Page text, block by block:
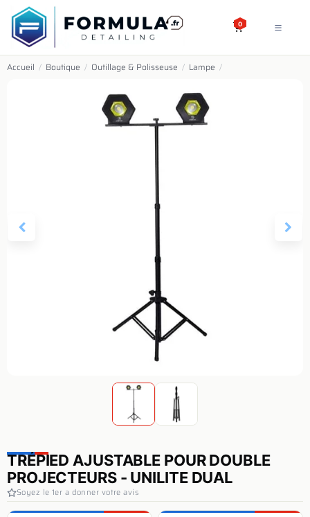
SE RENDRE AU CONTENU
0
Accueil / Boutique / Outillage & Polisseuse / Lampe /
TRÉPIED AJUSTABLE POUR DOUBLE
PROJECTEURS - UNILITE DUAL
Soyez le 1er a donner votre avis